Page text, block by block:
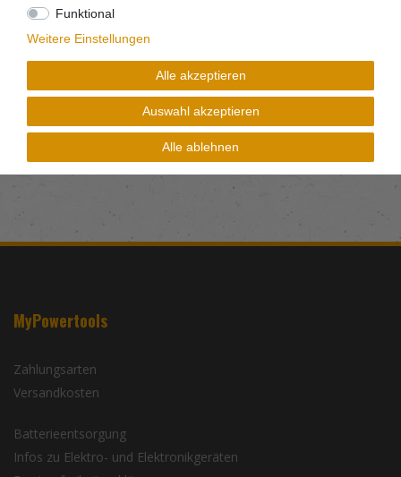
Baumaterial (Stein)
12.200 u/min
max. 80 m/s
VBG 49
MyPowertools
Zahlungsarten
Versandkosten
Batterieentsorgung
Infos zu Elektro- und Elektronikgeräten
Funktional
Weitere Einstellungen
Alle akzeptieren
Auswahl akzeptieren
Alle ablehnen